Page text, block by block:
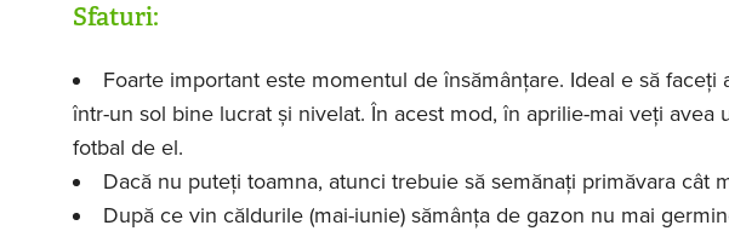
Sfaturi:
Foarte important este momentul de însămânțare. Ideal e să
într-un sol bine lucrat și nivelat. În acest mod, în aprilie-mai veți
fotbal de el.
Dacă nu puteți toamna, atunci trebuie să semănați primăvara cât
După ce vin căldurile (mai-iunie) sămânța de gazon nu mai